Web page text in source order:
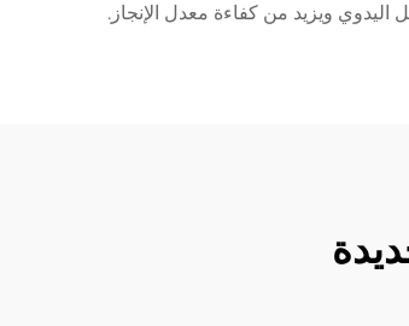
ويزيد من كفاءة معدل الإنجاز.